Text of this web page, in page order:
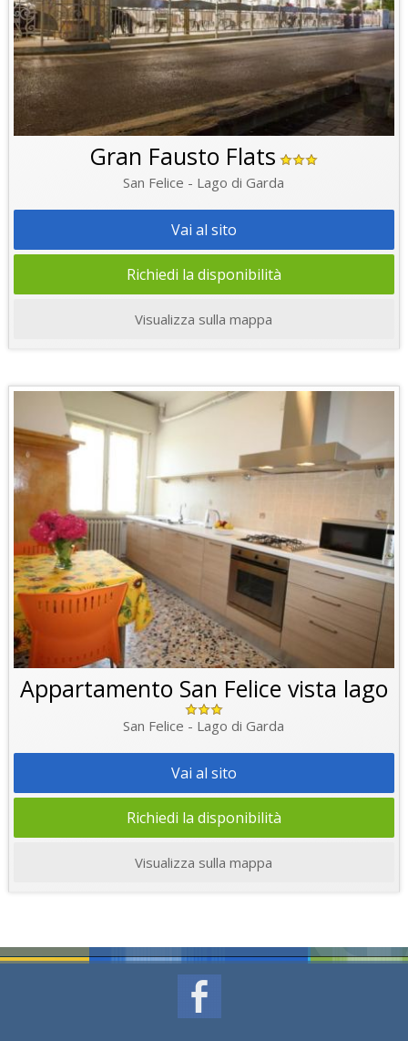
Gran Fausto Flats
San Felice - Lago di Garda
Vai al sito
Richiedi la disponibilità
Visualizza sulla mappa
Appartamento San Felice vista lago
San Felice - Lago di Garda
Vai al sito
Richiedi la disponibilità
Visualizza sulla mappa